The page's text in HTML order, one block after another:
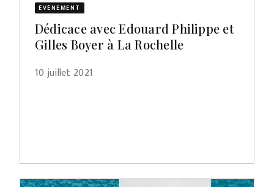
ÉVÈNEMENT
Dédicace avec Edouard Philippe et
Gilles Boyer à La Rochelle
10 juillet 2021